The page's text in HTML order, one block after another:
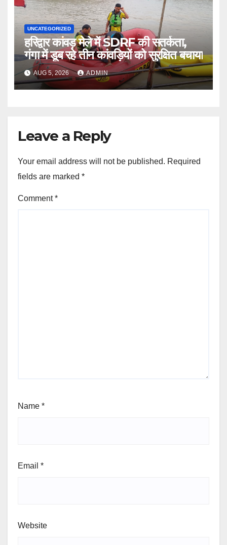
UNCATEGORIZED
हरिद्वार कांवड़ मेले में SDRF की सतर्कता,
गंगा में डूब रहे तीन कांवड़ियों को सुरक्षित बचाया
AUG 5, 2026 ADMIN
Leave a Reply
Your email address will not be published. Required
fields are marked *
Comment*
Name *
Email *
Website